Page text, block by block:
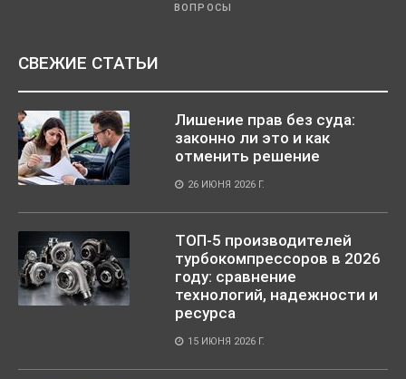
ВОПРОСЫ
СВЕЖИЕ СТАТЬИ
Лишение прав без суда:
законно ли это и как
отменить решение
26 ИЮНЯ 2026 Г.
ТОП-5 производителей
турбокомпрессоров в 2026
году: сравнение
технологий, надежности и
ресурса
15 ИЮНЯ 2026 Г.